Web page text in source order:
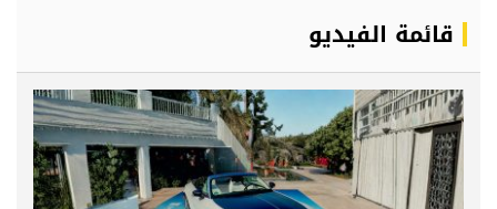
قائمة الفيديو